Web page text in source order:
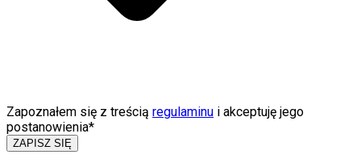
Zapoznałem się z treścią regulaminu i akceptuję jego
postanowienia*
ZAPISZ SIĘ